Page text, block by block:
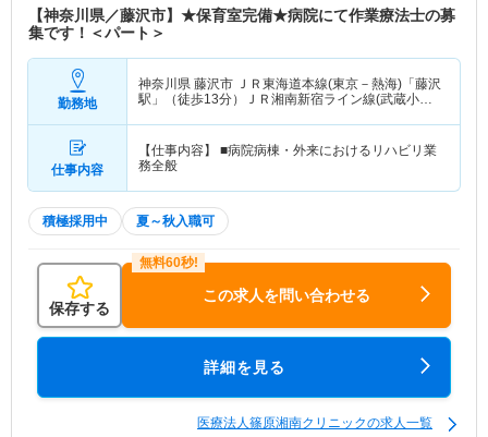
【神奈川県／藤沢市】★保育室完備★病院にて作業療法士の募
集です！＜パート＞
勤務地
神奈川県 藤沢市 ＪＲ東海道本線(東京－熱海)「藤沢
駅」（徒歩13分）ＪＲ湘南新宿ライン線(武蔵小杉
仕事内容
【仕事内容】 ■病院病棟・外来におけるリハビリ業
務全般
積極採用中 夏～秋入職可
保存する
この求人を問い合わせる
詳細を見る
医療法人篠原湘南クリニックの求人一覧